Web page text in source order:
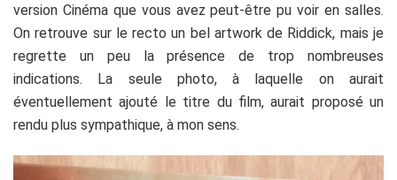
version Cinéma que vous avez peut-être pu voir en salles.
On retrouve sur le recto un bel artwork de Riddick, mais je
regrette un peu la présence de trop nombreuses
indications. La seule photo, à laquelle on aurait
éventuellement ajouté le titre du film, aurait proposé un
rendu plus sympathique, à mon sens.